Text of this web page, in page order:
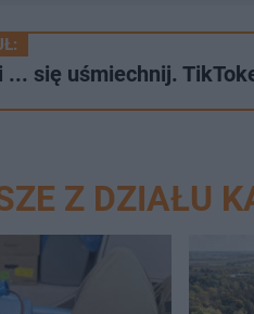
... się uśmiechnij.
Z DZIAŁU